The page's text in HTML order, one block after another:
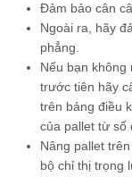
Đảm bảo cân
Ngoài ra, hãy
phẳng.
Nếu bạn
trước tiên hãy
trên bảng điều
của pallet từ số
Nâng pallet
bộ chỉ thị trọng